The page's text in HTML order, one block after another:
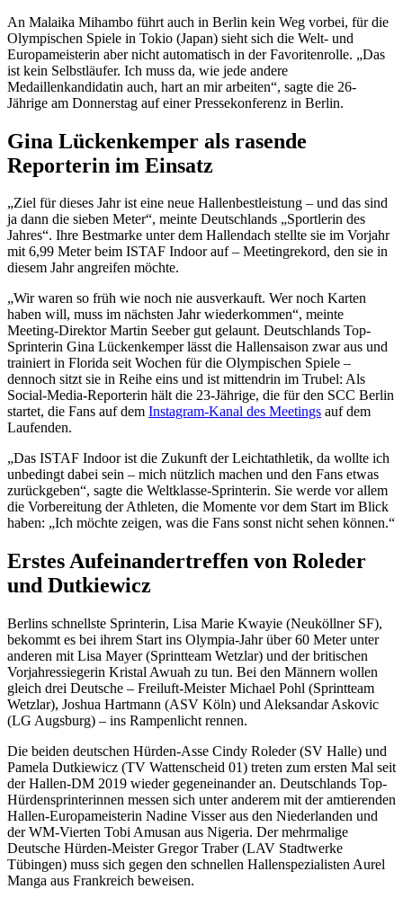
An Malaika Mihambo führt auch in Berlin kein Weg vorbei, für die
Olympischen Spiele in Tokio (Japan) sieht sich die Welt- und
Europameisterin aber nicht automatisch in der Favoritenrolle. „Das
ist kein Selbstläufer. Ich muss da, wie jede andere
Medaillenkandidatin auch, hart an mir arbeiten“, sagte die 26-
Jährige am Donnerstag auf einer Pressekonferenz in Berlin.
Gina Lückenkemper als rasende
Reporterin im Einsatz
„Ziel für dieses Jahr ist eine neue Hallenbestleistung – und das sind
ja dann die sieben Meter“, meinte Deutschlands „Sportlerin des
Jahres“. Ihre Bestmarke unter dem Hallendach stellte sie im Vorjahr
mit 6,99 Meter beim ISTAF Indoor auf – Meetingrekord, den sie in
diesem Jahr angreifen möchte.
„Wir waren so früh wie noch nie ausverkauft. Wer noch Karten
haben will, muss im nächsten Jahr wiederkommen“, meinte
Meeting-Direktor Martin Seeber gut gelaunt. Deutschlands Top-
Sprinterin Gina Lückenkemper lässt die Hallensaison zwar aus und
trainiert in Florida seit Wochen für die Olympischen Spiele –
dennoch sitzt sie in Reihe eins und ist mittendrin im Trubel: Als
Social-Media-Reporterin hält die 23-Jährige, die für den SCC Berlin
startet, die Fans auf dem Instagram-Kanal des Meetings auf dem
Laufenden.
„Das ISTAF Indoor ist die Zukunft der Leichtathletik, da wollte ich
unbedingt dabei sein – mich nützlich machen und den Fans etwas
zurückgeben“, sagte die Weltklasse-Sprinterin. Sie werde vor allem
die Vorbereitung der Athleten, die Momente vor dem Start im Blick
haben: „Ich möchte zeigen, was die Fans sonst nicht sehen können.“
Erstes Aufeinandertreffen von Roleder
und Dutkiewicz
Berlins schnellste Sprinterin, Lisa Marie Kwayie (Neuköllner SF),
bekommt es bei ihrem Start ins Olympia-Jahr über 60 Meter unter
anderen mit Lisa Mayer (Sprintteam Wetzlar) und der britischen
Vorjahressiegerin Kristal Awuah zu tun. Bei den Männern wollen
gleich drei Deutsche – Freiluft-Meister Michael Pohl (Sprintteam
Wetzlar), Joshua Hartmann (ASV Köln) und Aleksandar Askovic
(LG Augsburg) – ins Rampenlicht rennen.
Die beiden deutschen Hürden-Asse Cindy Roleder (SV Halle) und
Pamela Dutkiewicz (TV Wattenscheid 01) treten zum ersten Mal seit
der Hallen-DM 2019 wieder gegeneinander an. Deutschlands Top-
Hürdensprinterinnen messen sich unter anderem mit der amtierenden
Hallen-Europameisterin Nadine Visser aus den Niederlanden und
der WM-Vierten Tobi Amusan aus Nigeria. Der mehrmalige
Deutsche Hürden-Meister Gregor Traber (LAV Stadtwerke
Tübingen) muss sich gegen den schnellen Hallenspezialisten Aurel
Manga aus Frankreich beweisen.